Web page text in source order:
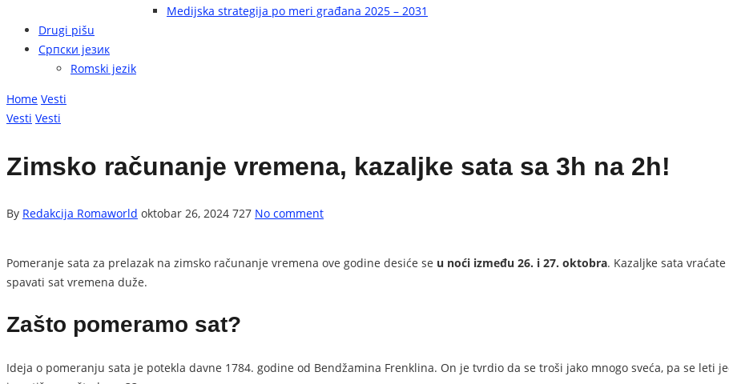
Medijska strategija po meri građana 2025 – 2031
Drugi pišu
Српски језик
Romski jezik
Home Vesti
Vesti Vesti
Zimsko računanje vremena, kazaljke sata sa 3h na 2h!
By Redakcija Romaworld oktobar 26, 2024 727 No comment
Pomeranje sata za prelazak na zimsko računanje vremena ove godine desiće se u noći između 26. i 27. oktobra. Kazaljke sata
spavati sat vremena duže.
Zašto pomeramo sat?
Ideja o pomeranju sata je potekla davne 1784. godine od Bendžamina Frenklina. On je tvrdio da se troši jako mnogo sveća, pa se